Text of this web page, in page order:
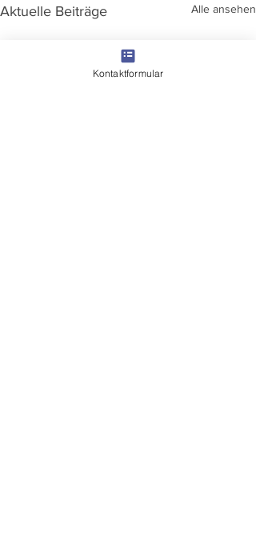
Aktuelle Beiträge Alle ansehen
Kontaktformular